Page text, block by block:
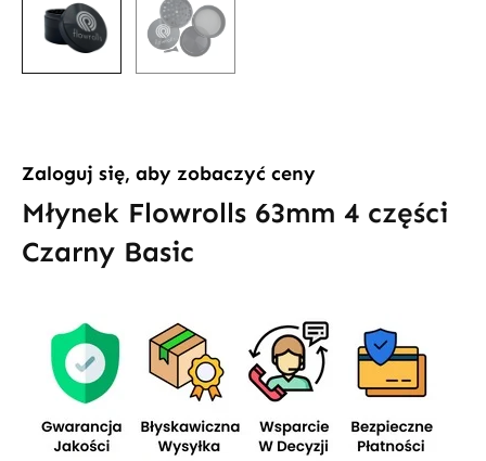
Zaloguj się, aby zobaczyć ceny
Młynek Flowrolls 63mm 4 części
Czarny Basic